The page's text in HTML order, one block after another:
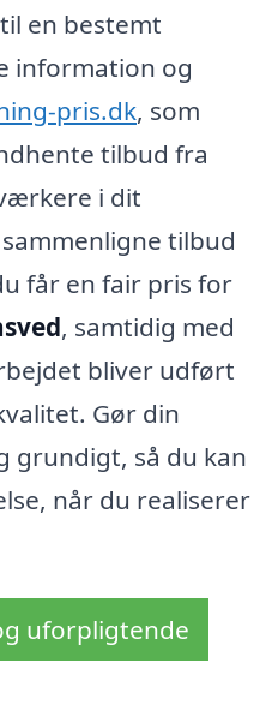
en bestemt
information og
pris.dk, som
tilbud fra
i dit
tilbud
får en fair pris for
, samtidig med
bliver udført
Gør din
grundigt, så du kan
når du realiserer
uforpligtende